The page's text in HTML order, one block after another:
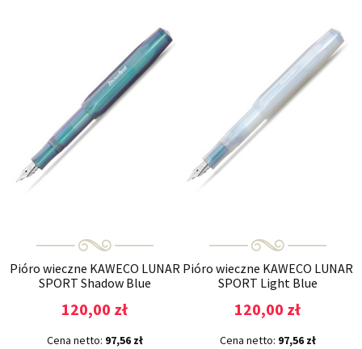
Pióro wieczne KAWECO LUNAR
SPORT Shadow Blue
120,00 zł
Cena netto: 97,56 zł
Pióro wieczne KAWECO LUNAR
SPORT Light Blue
120,00 zł
Cena netto: 97,56 zł